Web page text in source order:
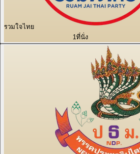
รวมใจไทย
1ที่นั่ง